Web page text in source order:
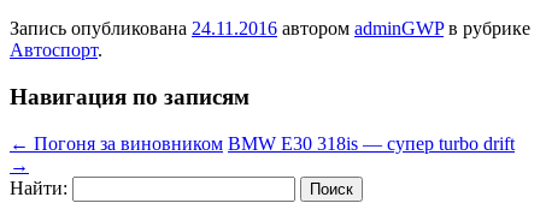
Запись опубликована 24.11.2016 автором adminGWPв рубрике
Автоспорт.
Навигация по записям
← Погоня за виновником BMW E30 318is — супер turbo drift
→
Найти: